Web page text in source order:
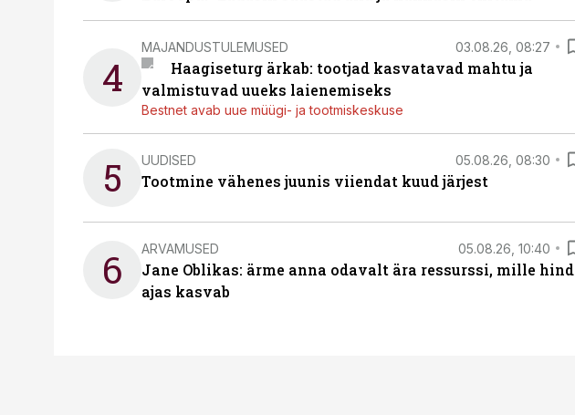
4
MAJANDUSTULEMUSED 03.08.26, 08:27
Haagiseturg ärkab: tootjad kasvatavad mahtu ja
valmistuvad uueks laienemiseks
Bestnet avab uue müügi- ja tootmiskeskuse
5 UUDISED 05.08.26, 08:30
Tootmine vähenes juunis viiendat kuud järjest
6 ARVAMUSED 05.08.26, 10:40
Jane Oblikas: ärme anna odavalt ära ressurssi, mille hind
ajas kasvab